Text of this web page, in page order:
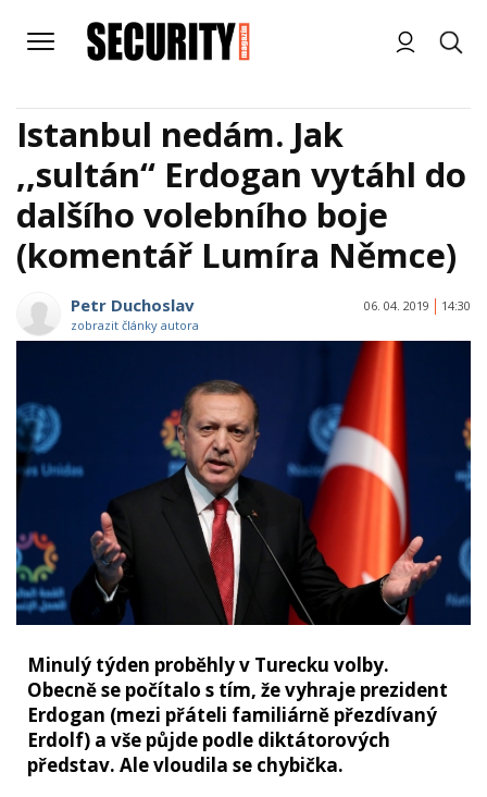
Istanbul nedám. Jak
,,sultán“ Erdogan vytáhl do
dalšího volebního boje
(komentář Lumíra Němce)
Petr Duchoslav
zobrazit články autora
06. 04. 2019 14:30
Minulý týden proběhly v Turecku volby.
Obecně se počítalo s tím, že vyhraje prezident
Erdogan (mezi přáteli familiárně přezdívaný
Erdolf) a vše půjde podle diktátorových
představ. Ale vloudila se chybička.